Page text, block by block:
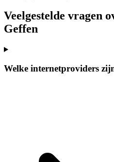
Veelgestelde vragen
Geffen
Welke internetproviders